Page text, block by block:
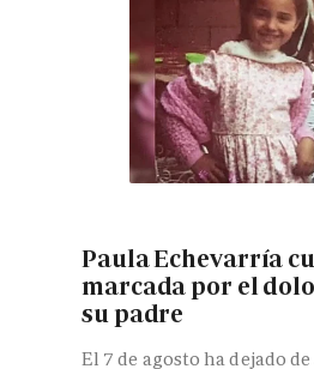
Paula Echevarría
marcada por el
su padre
El 7 de agosto ha dejado